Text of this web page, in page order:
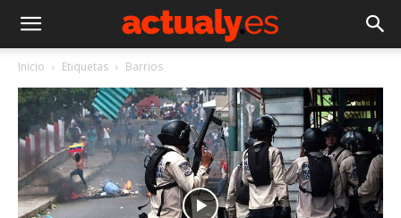
Inicio Etiquetas Barrios